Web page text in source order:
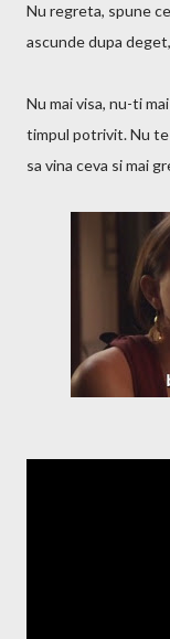
Nu regreta, spune
ascunde dupa
Nu mai visa, nu-ti
timpul potrivit. Nu
sa vina ceva si mai